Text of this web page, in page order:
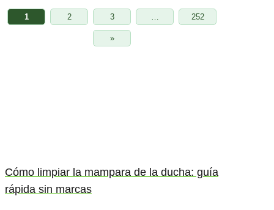
1 2 3 … 252
»
Cómo limpiar la mampara de la ducha: guía
rápida sin marcas